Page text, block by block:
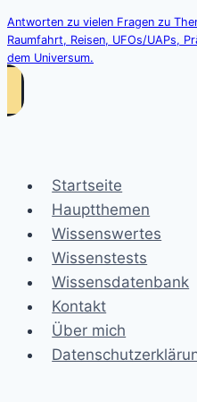
Antworten zu vielen Fragen zu
Raumfahrt, Reisen, UFOs/UAPs,
dem Universum.
Startseite
Hauptthemen
Wissenswertes
Wissenstests
Wissensdatenbank
Kontakt
Über mich